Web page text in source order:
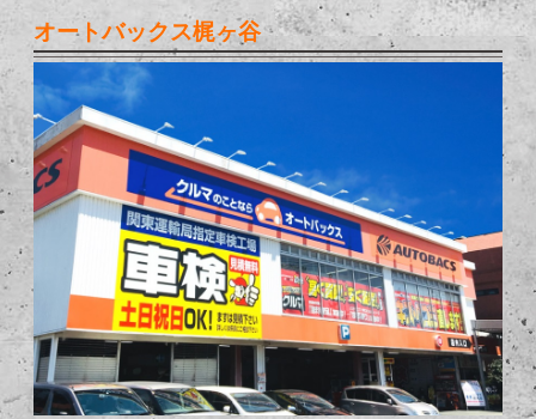
オートバックス梶ヶ谷